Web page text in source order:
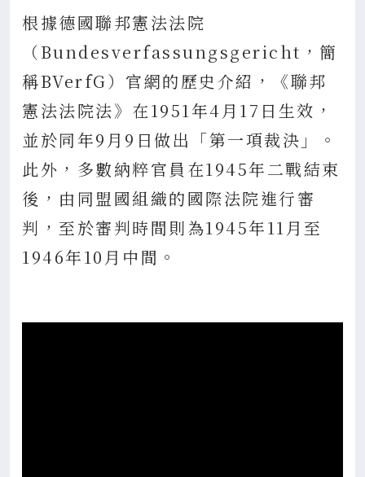
根據德國聯邦憲法法院
（Bundesverfassungsgericht，簡
稱BVerfG）官網的歷史介紹，《聯邦
憲法法院法》在1951年4月17日生效，
並於同年9月9日做出「第一項裁決」。
此外，多數納粹官員在1945年二戰結束
後，由同盟國組織的國際法院進行審
判，至於審判時間則為1945年11月至
1946年10月中間。